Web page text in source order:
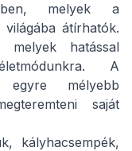
melyek a
átírhatók.
melyek hatással
A
mélyebb
saját
kályhacsempék,